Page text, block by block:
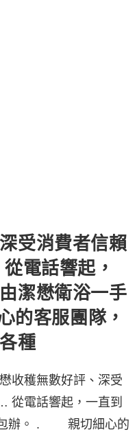
受消費者信賴
電話響起，
潔懋衛浴一手
客服團隊，
種